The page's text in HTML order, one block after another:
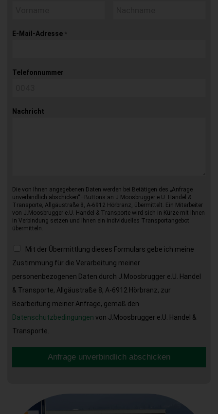
E-Mail-Adresse *
Telefonnummer
Nachricht
Die von Ihnen angegebenen Daten werden bei Betätigen des „Anfrage
unverbindlich abschicken“–Buttons an J.Moosbrugger e.U. Handel &
Transporte, Allgäustraße 8, A-6912 Hörbranz, übermittelt. Ein Mitarbeiter
von J.Moosbrugger e.U. Handel & Transporte wird sich in Kürze mit Ihnen
in Verbindung setzen und Ihnen ein individuelles Transportangebot
übermitteln.
Mit der Übermittlung dieses Formulars gebe ich meine
Zustimmung für die Verarbeitung meiner
personenbezogenen Daten durch J.Moosbrugger e.U. Handel
& Transporte, Allgäustraße 8, A-6912 Hörbranz, zur
Bearbeitung meiner Anfrage, gemäß den
Datenschutzbedingungen von J.Moosbrugger e.U. Handel &
Transporte.
Anfrage unverbindlich abschicken